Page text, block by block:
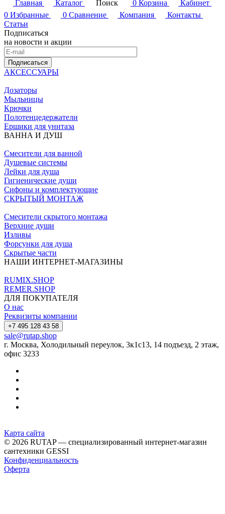
Главная
Каталог Поиск 0 Корзина
Кабинет
0 Избранные 0 Сравнение Компания
Контакты
Статьи
Подписаться
на новости и акции
Подписаться
АКСЕССУАРЫ
Дозаторы
Мыльницы
Крючки
Полотенцедержатели
Ершики для унитаза
ВАННА И ДУШ
Смесители для ванной
Душевые системы
Лейки для душа
Гигиенические души
Сифоны и комплектующие
СКРЫТЫЙ МОНТАЖ
Смесители скрытого монтажа
Верхние души
Изливы
Форсунки для душа
Скрытые части
НАШИ ИНТЕРНЕТ-МАГАЗИНЫ
RUMIX.SHOP
REMER.SHOP
ДЛЯ ПОКУПАТЕЛЯ
О нас
Реквизиты компании
+7 495 128 43 58
sale@rutap.shop
г. Москва, Холодильный переулок, 3к1с13, 14 подъезд, 2 этаж,
офис 3233
Карта сайта
© 2026 RUTAP — специализированный интернет-магазин
сантехники GESSI
Конфиденциальность
Оферта